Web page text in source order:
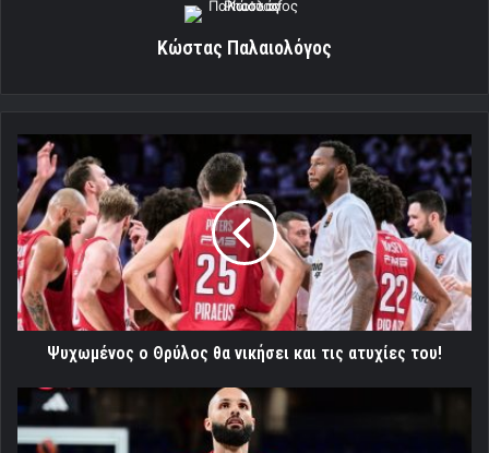
Κώστας Παλαιολόγος
Ψυχωμένος
ο
Θρύλος
θα
νικήσει
και
τις
ατυχίες
του!
Ψυχωμένος ο Θρύλος θα νικήσει και τις ατυχίες του!
Επίσημο
Εκτός